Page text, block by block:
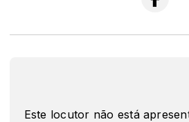
Este locutor não está